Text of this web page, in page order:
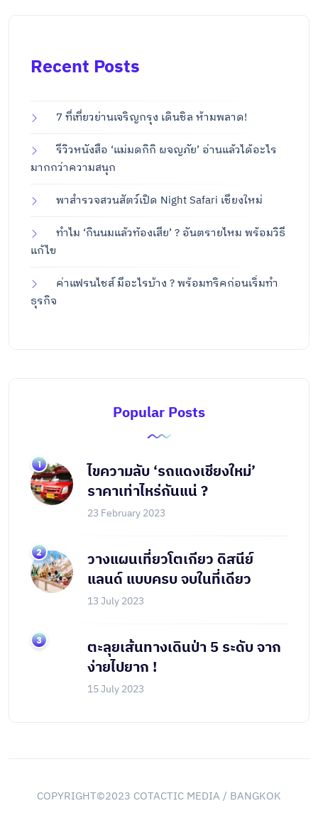
Recent Posts
7 ที่เที่ยวย่านเจริญกรุง เดินชิล ห้ามพลาด!
รีวิวหนังสือ ‘แม่มดกิกิ ผจญภัย’ อ่านแล้วได้อะไร
มากกว่าความสนุก
พาสำรวจสวนสัตว์เปิด Night Safari เชียงใหม่
ทำไม ‘กินนมแล้วท้องเสีย’ ? อันตรายไหม พร้อมวิธี
แก้ไข
ค่าแฟรนไชส์ มีอะไรบ้าง ? พร้อมทริคก่อนเริ่มทำ
ธุรกิจ
Popular Posts
ไขความลับ ‘รถแดงเชียงใหม่’
ราคาเท่าไหร่กันแน่ ?
23 February 2023
วางแผนเที่ยวโตเกียว ดิสนีย์
แลนด์ แบบครบ จบในที่เดียว
13 July 2023
ตะลุยเส้นทางเดินป่า 5 ระดับ จาก
ง่ายไปยาก !
15 July 2023
COPYRIGHT©2023 COTACTIC MEDIA / BANGKOK